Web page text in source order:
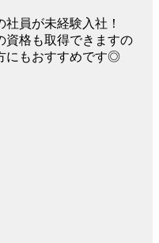
員が未経験入社！
資格も取得できますの
にもおすすめです◎